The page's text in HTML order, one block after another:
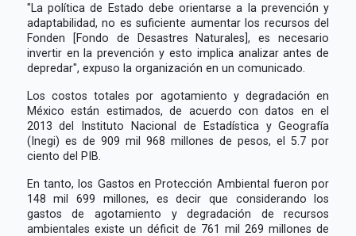
"La política de Estado debe orientarse a la prevención y
adaptabilidad, no es suficiente aumentar los recursos del
Fonden [Fondo de Desastres Naturales], es necesario
invertir en la prevención y esto implica analizar antes de
depredar", expuso la organización en un comunicado.
Los costos totales por agotamiento y degradación en
México están estimados, de acuerdo con datos en el
2013 del Instituto Nacional de Estadística y Geografía
(Inegi) es de 909 mil 968 millones de pesos, el 5.7 por
ciento del PIB.
En tanto, los Gastos en Protección Ambiental fueron por
148 mil 699 millones, es decir que considerando los
gastos de agotamiento y degradación de recursos
ambientales existe un déficit de 761 mil 269 millones de